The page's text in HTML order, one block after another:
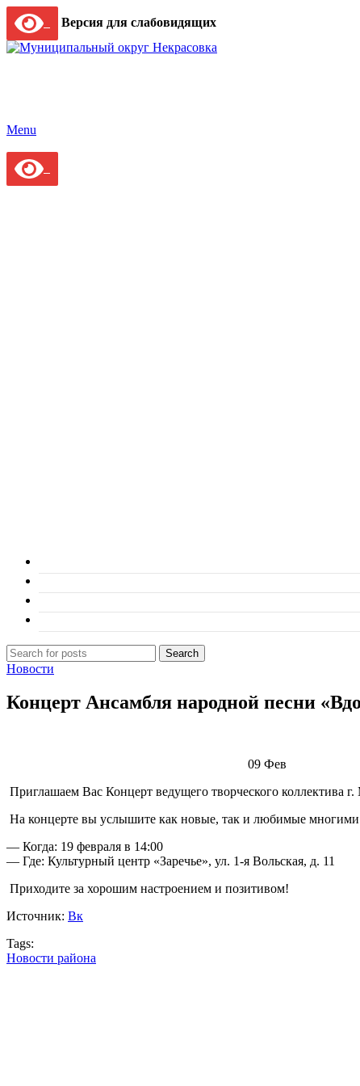
Версия для слабовидящих
Menu
Search
Новости
Концерт Ансамбля народной песни
09 Фев
Приглашаем Вас Концерт ведущего творческого коллектива
На концерте вы услышите как новые, так и любимые многими
— Когда: 19 февраля в 14:00
— Где: Культурный центр «Заречье», ул. 1-я Вольская, д. 11
Приходите за хорошим настроением и позитивом!
Источник: Вк
Tags:
Новости района